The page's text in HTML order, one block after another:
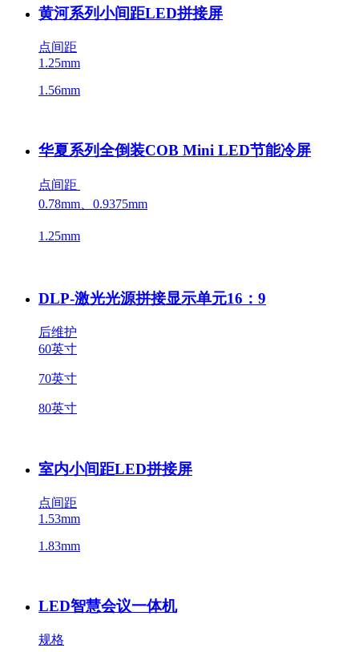
黄河系列小间距LED拼接屏
点间距
1.25mm
1.56mm
华夏系列全倒装COB Mini LED节能冷屏
点间距
0.78mm、0.9375mm
1.25mm
DLP-激光光源拼接显示单元16：9
后维护
60英寸
70英寸
80英寸
室内小间距LED拼接屏
点间距
1.53mm
1.83mm
LED智慧会议一体机
规格